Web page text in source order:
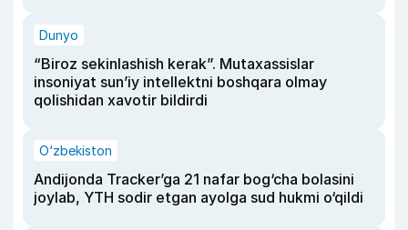
Dunyo
“Biroz sekinlashish kerak”. Mutaxassislar
insoniyat sun’iy intellektni boshqara olmay
qolishidan xavotir bildirdi
O‘zbekiston
Andijonda Tracker’ga 21 nafar bog‘cha bolasini
joylab, YTH sodir etgan ayolga sud hukmi o‘qildi